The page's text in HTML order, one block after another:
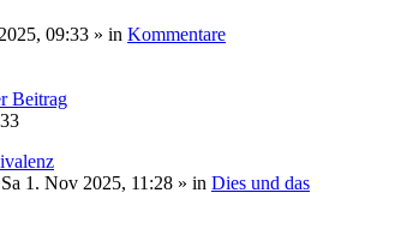
09:33 » in Kommentare
Beitrag
1. Nov 2025, 11:28 » in Dies und das